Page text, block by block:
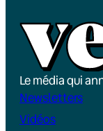
Le média qui
Newsletters
Vidéos